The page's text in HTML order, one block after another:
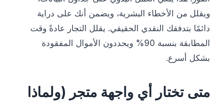
ويقلل من الأخطاء البشرية، ويضمن أنك على دراية
دائمًا بتدفقك النقدي الحقيقي. يقلل التجار عادةً وقت
المطابقة بنسبة 90% ويحددون الأموال المفقودة
بشكل أسرع.
متى تختار أي واجهة متجر (ولماذا